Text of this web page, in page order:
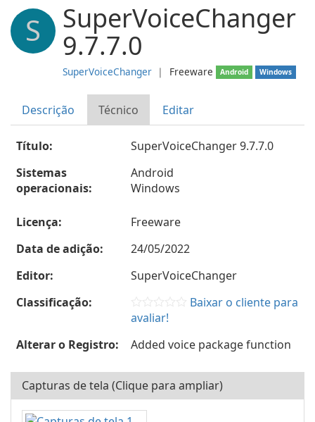
S SuperVoiceChanger
9.7.7.0
SuperVoiceChanger ❘ Freeware Android Windows
Descrição Técnico Editar
Título:
SuperVoiceChanger 9.7.7.0
Sistemas
operacionais:
Android
Windows
Licença:
Freeware
Data de adição:
24/05/2022
Editor:
SuperVoiceChanger
Classificação:
Baixar o cliente para
avaliar!
Alterar o Registro:
Added voice package function
Capturas de tela (Clique para ampliar)